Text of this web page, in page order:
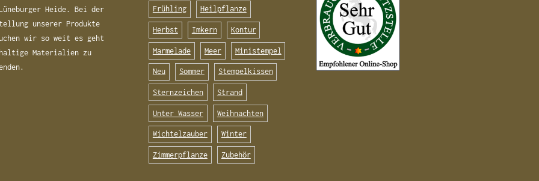
Heide. Bei der
unserer Produkte
wir so weit es geht
Materialien zu
Frühling Heilpflanze
Herbst Imkern Kontur
Marmelade Meer Ministempel
Neu Sommer Stempelkissen
Sternzeichen Strand
Unter Wasser Weihnachten
Wichtelzauber Winter
Zimmerpflanze Zubehör